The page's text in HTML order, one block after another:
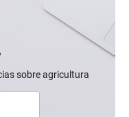
sobre agricultura